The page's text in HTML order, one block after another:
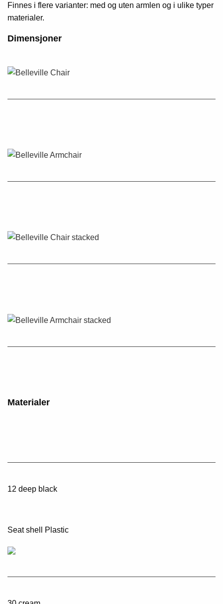
Finnes i flere varianter: med og uten armlen og i ulike typer
materialer.
Dimensjoner
Materialer
12 deep black
Seat shell Plastic